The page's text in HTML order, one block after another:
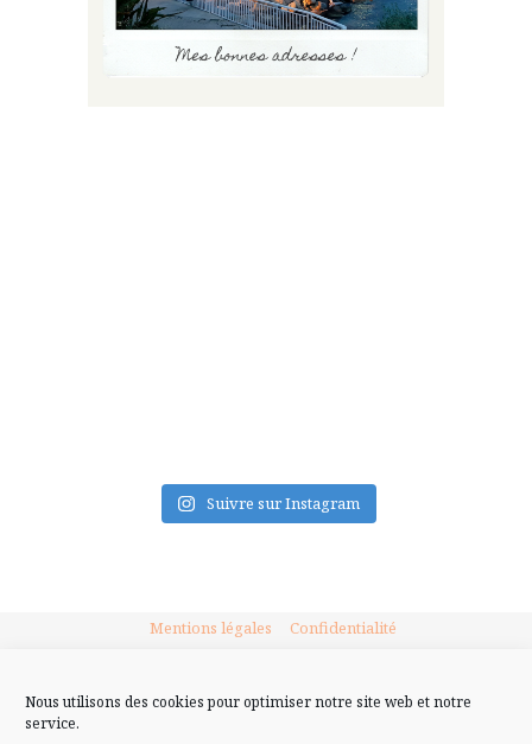
Nous utilisons des cookies pour optimiser notre site web et notre
service.
Suivre sur Instagram
Mentions légales Confidentialité